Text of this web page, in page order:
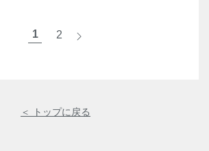
1 2
＜ トップに戻る